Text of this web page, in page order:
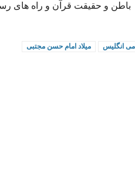
باطن و حقیقت قرآن و راه های
انگلیس میلاد امام حسن مجتبی